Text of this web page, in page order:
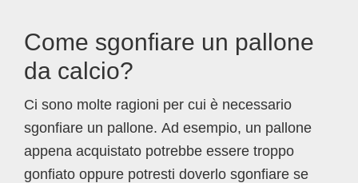
Come sgonfiare un pallone
da calcio?
Ci sono molte ragioni per cui è necessario
sgonfiare un pallone. Ad esempio, un pallone
appena acquistato potrebbe essere troppo
gonfiato oppure potresti doverlo sgonfiare se